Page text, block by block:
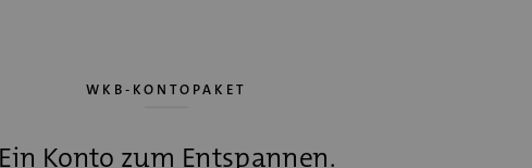
WKB-KONTOPAKET
Ein Konto zum Entspannen.